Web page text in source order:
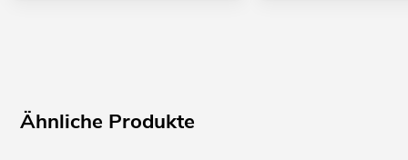
Ähnliche Produkte